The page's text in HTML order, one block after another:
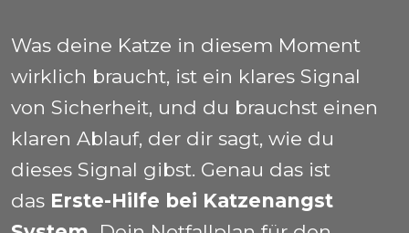
Was deine Katze in diesem Moment
wirklich braucht, ist ein klares Signal
von Sicherheit, und du brauchst einen
klaren Ablauf, der dir sagt, wie du
dieses Signal gibst. Genau das ist
das Erste-Hilfe bei Katzenangst